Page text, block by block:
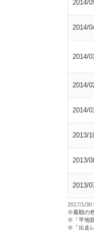
2014/
2014/
2014/
2014/
2014/
2013/
2013/
2013/
2017/1/30
※着順の
※「平地
※「出走